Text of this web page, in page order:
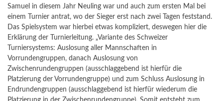
Samuel in diesem Jahr Neuling war und auch zum ersten Mal bei
einem Turnier antrat, wo der Sieger erst nach zwei Tagen feststand.
Das Spielsystem war hierbei etwas kompliziert, deswegen hier die
Erklärung der Turnierleitung. „Variante des Schweizer
Turniersystems: Auslosung aller Mannschaften in
Vorrundengruppen, danach Auslosung von
Zwischenrundengruppen (ausschlaggebend ist hierfür die
Platzierung der Vorrundengruppe) und zum Schluss Auslosung in
Endrundengruppen (ausschlaggebend ist hierfür wiederum die